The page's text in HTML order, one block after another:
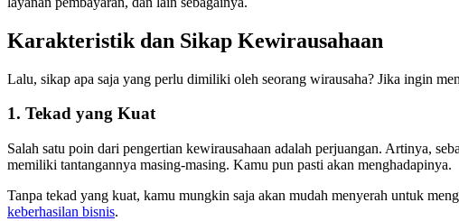
Karakteristik dan Sikap Kewirausahaan
Lalu, sikap apa saja yang perlu dimiliki oleh seorang wirausaha? Jika ingin
1. Tekad yang Kuat
Salah satu poin dari pengertian kewirausahaan adalah perjuangan. Artinya,
memiliki tantangannya masing-masing. Kamu pun pasti akan menghadapinya.
Tanpa tekad yang kuat, kamu mungkin saja akan mudah menyerah untuk
keberhasilan bisnis.